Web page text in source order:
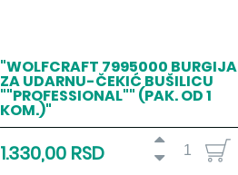
"WOLFCRAFT 7995000 BURGIJA
ZA UDARNU-ČEKIĆ BUŠILICU
""PROFESSIONAL"" (PAK. OD 1
KOM.)"
1.330,00 RSD